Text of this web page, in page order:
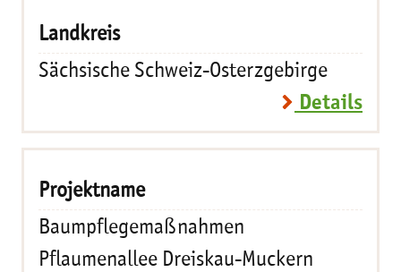
Sächsische Schweiz-Osterzgebirge
Details
Baumpflegemaßnahmen
Pflaumenallee Dreiskau-Muckern